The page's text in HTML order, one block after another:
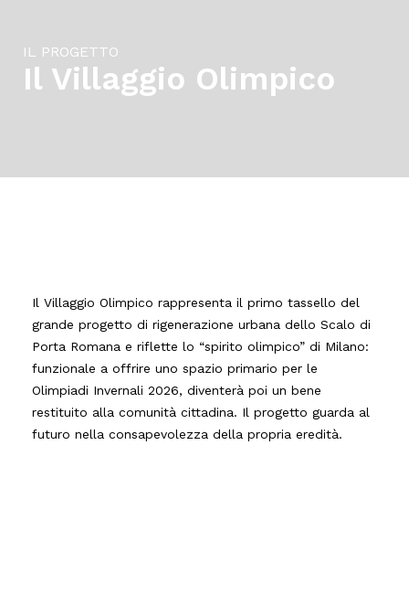
IL PROGETTO
Il Villaggio Olimpico
Il Villaggio Olimpico rappresenta il primo tassello del
grande progetto di rigenerazione urbana dello Scalo di
Porta Romana e riflette lo “spirito olimpico” di Milano:
funzionale a offrire uno spazio primario per le
Olimpiadi Invernali 2026, diventerà poi un bene
restituito alla comunità cittadina. Il progetto guarda al
futuro nella consapevolezza della propria eredità.